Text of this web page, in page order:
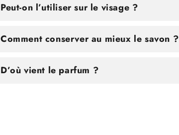
Peut-on l’utiliser sur le visage ?
Comment conserver au mieux le savon ?
D’où vient le parfum ?